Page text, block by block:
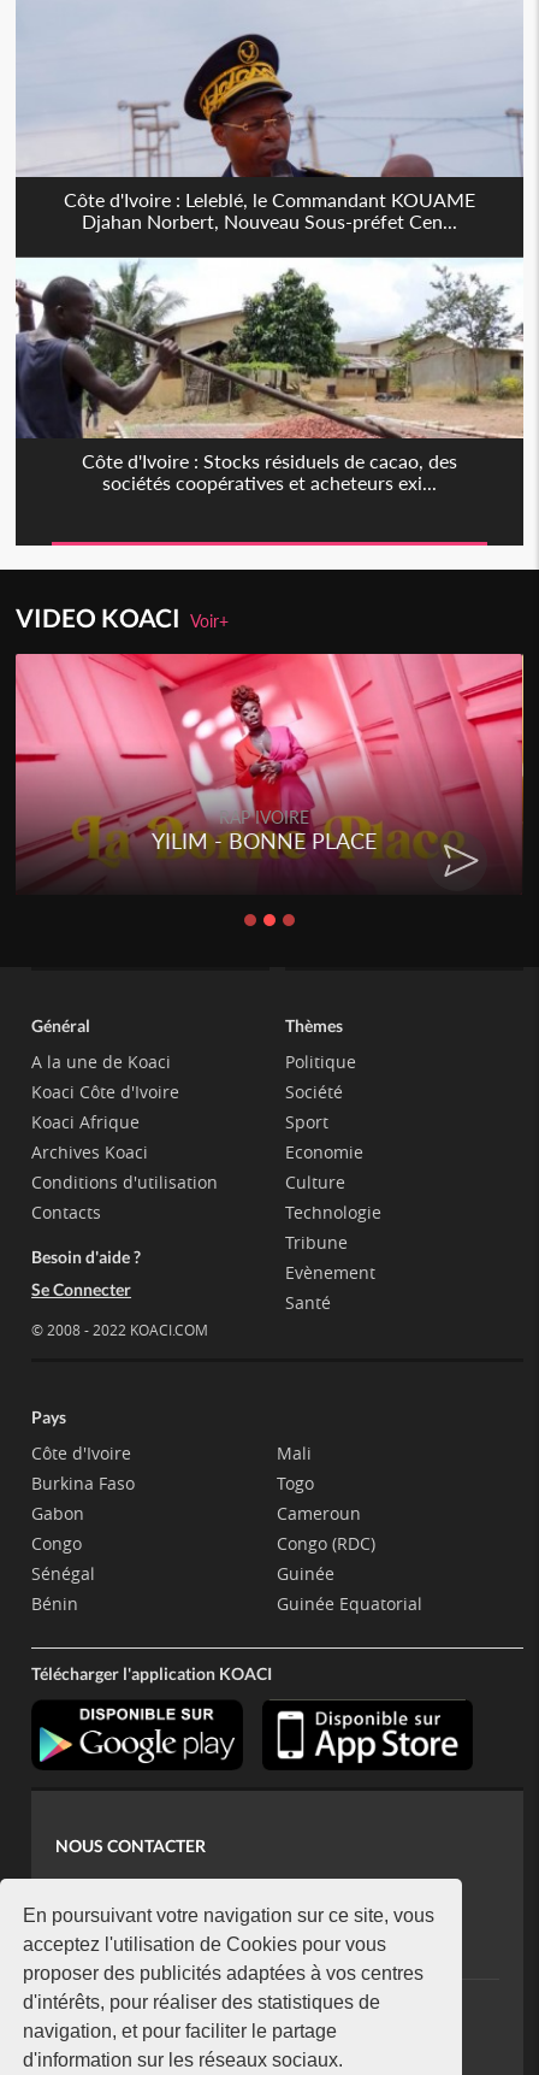
En poursuivant votre navigation sur ce site, vous
acceptez l'utilisation de Cookies pour vous
proposer des publicités adaptées à vos centres
d'intérêts, pour réaliser des statistiques de
navigation, et pour faciliter le partage
d'information sur les réseaux sociaux.
Côte d'Ivoire : Leleblé, le Commandant KOUAME
Djahan Norbert, Nouveau Sous-préfet Cen...
Côte d'Ivoire : Stocks résiduels de cacao, des
sociétés coopératives et acheteurs exi...
VIDEO KOACIVoir+
RAP IVOIRE
YILIM - BONNE PLACE
Général
A la une de Koaci
Koaci Côte d'Ivoire
Koaci Afrique
Archives Koaci
Conditions d'utilisation
Contacts
Besoin d'aide ?
Se Connecter
© 2008 - 2022 KOACI.COM
Thèmes
Politique
Société
Sport
Economie
Culture
Technologie
Tribune
Evènement
Santé
Pays
Côte d'Ivoire
Burkina Faso
Gabon
Congo
Sénégal
Bénin
Mali
Togo
Cameroun
Congo (RDC)
Guinée
Guinée Equatorial
Télécharger l'application KOACI
NOUS CONTACTER
koaci@yahoo.fr
+225 07 08 85 52 93
NEWSLETTER
Restez connecté via notre newsletter